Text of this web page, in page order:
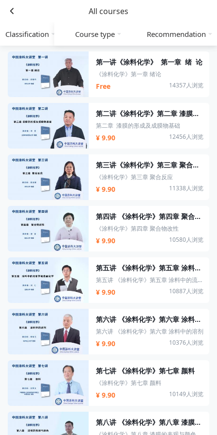
All courses
Classification Course type Recommendation
第一讲《涂料化学》 第一章 绪 论
《涂料化学》第一章 绪论
Free 14357人浏览
第二讲《涂料化学》第二章 漆膜的形成及成膜物基础
第二章 漆膜的形成及成膜物基础
¥ 9.90 12456人浏览
第三讲《涂料化学》第三章 聚合反应
《涂料化学》第三章 聚合反应
¥ 9.90 11338人浏览
第四讲 《涂料化学》第四章 聚合物改性
《涂料化学》第四章 聚合物改性
¥ 9.90 10580人浏览
第五讲 《涂料化学》第五章 涂料中的流变学和表面化学
第五讲 《涂料化学》第五章 涂料中的流变学和表面化学
¥ 9.90 10887人浏览
第六讲 《涂料化学》第六章 涂料中的溶剂
第六讲 《涂料化学》第六章 涂料中的溶剂
¥ 9.90 10376人浏览
第七讲 《涂料化学》第七章 颜料
《涂料化学》第七章 颜料
¥ 9.90 10149人浏览
第八讲 《涂料化学》第八章 漆膜的表观与颜色